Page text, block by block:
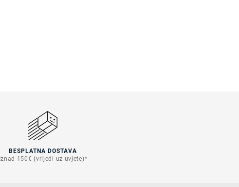
BESPLATNA DOSTAVA
Iznad 150€ (vrijedi uz uvjete)*